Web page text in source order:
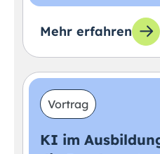
Mehr erfahren
Vortrag
KI im